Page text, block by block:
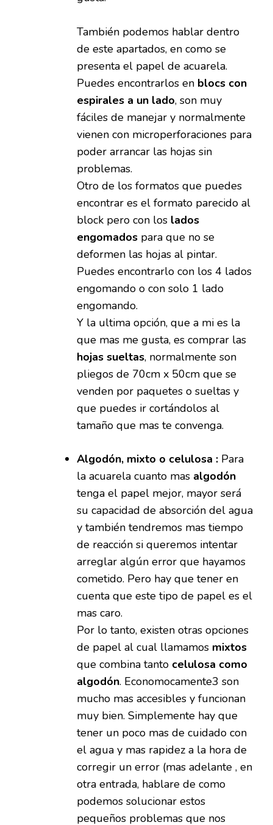
También podemos hablar dentro
de este apartados, en como se
presenta el papel de acuarela.
Puedes encontrarlos en blocs con
espirales a un lado, son muy
fáciles de manejar y normalmente
vienen con microperforaciones para
poder arrancar las hojas sin
problemas.
Otro de los formatos que puedes
encontrar es el formato parecido al
block pero con los lados
engomados para que no se
deformen las hojas al pintar.
Puedes encontrarlo con los 4 lados
engomando o con solo 1 lado
engomando.
Y la ultima opción, que a mi es la
que mas me gusta, es comprar las
hojas sueltas, normalmente son
pliegos de 70cm x 50cm que se
venden por paquetes o sueltas y
que puedes ir cortándolos al
tamaño que mas te convenga.
Algodón, mixto o celulosa : Para
la acuarela cuanto mas algodón
tenga el papel mejor, mayor será
su capacidad de absorción del agua
y también tendremos mas tiempo
de reacción si queremos intentar
arreglar algún error que hayamos
cometido. Pero hay que tener en
cuenta que este tipo de papel es el
mas caro.
Por lo tanto, existen otras opciones
de papel al cual llamamos mixtos
que combina tanto celulosa como
algodón. Economocamente3 son
mucho mas accesibles y funcionan
muy bien. Simplemente hay que
tener un poco mas de cuidado con
el agua y mas rapidez a la hora de
corregir un error (mas adelante , en
otra entrada, hablare de como
podemos solucionar estos
pequeños problemas que nos